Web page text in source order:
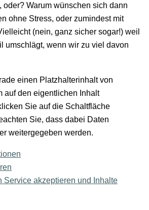
oder? Warum wünschen sich dann
ohne Stress, oder zumindest mit
(nein, ganz sicher sogar!) weil
umschlägt, wenn wir zu viel davon
einen Platzhalterinhalt von
auf den eigentlichen Inhalt
Sie auf die Schaltfläche
Sie, dass dabei Daten
weitergegeben werden.
Service akzeptieren und Inhalte